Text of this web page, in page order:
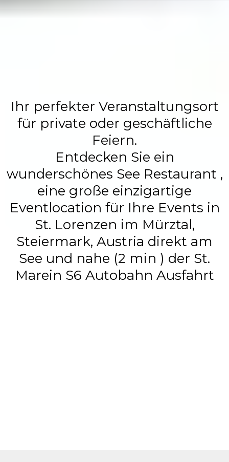
Ihr perfekter Veranstaltungsort
für private oder geschäftliche
Feiern.
Entdecken Sie ein
wunderschönes See Restaurant ,
eine große einzigartige
Eventlocation für Ihre Events in
St. Lorenzen im Mürztal,
Steiermark, Austria direkt am
See und nahe (2 min ) der St.
Marein S6 Autobahn Ausfahrt